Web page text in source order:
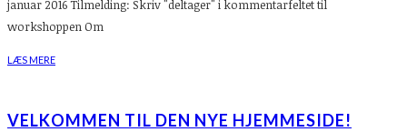
januar 2016 Tilmelding: Skriv "deltager" i kommentarfeltet til
workshoppen Om
LÆS MERE
VELKOMMEN TIL DEN NYE HJEMMESIDE!